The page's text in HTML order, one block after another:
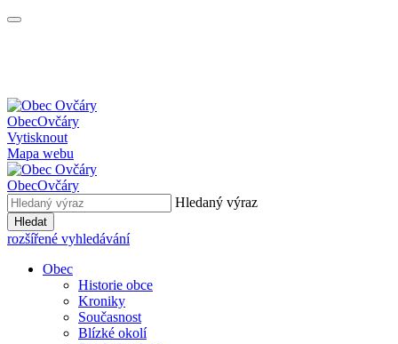
ObecOvčáry
Vytisknout
Mapa webu
ObecOvčáry
Hledaný výraz
Hledat
rozšířené vyhledávání
Obec
Historie obce
Kroniky
Současnost
Blízké okolí